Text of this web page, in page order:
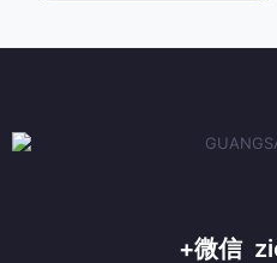
+微信